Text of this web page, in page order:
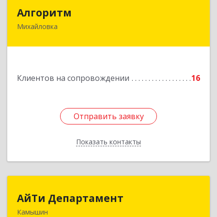
Алгоритм
Михайловка
Клиентов на сопровождении 16
Отправить заявку
Показать контакты
Отправить заявку
Назад
АйТи Департамент
Камышин